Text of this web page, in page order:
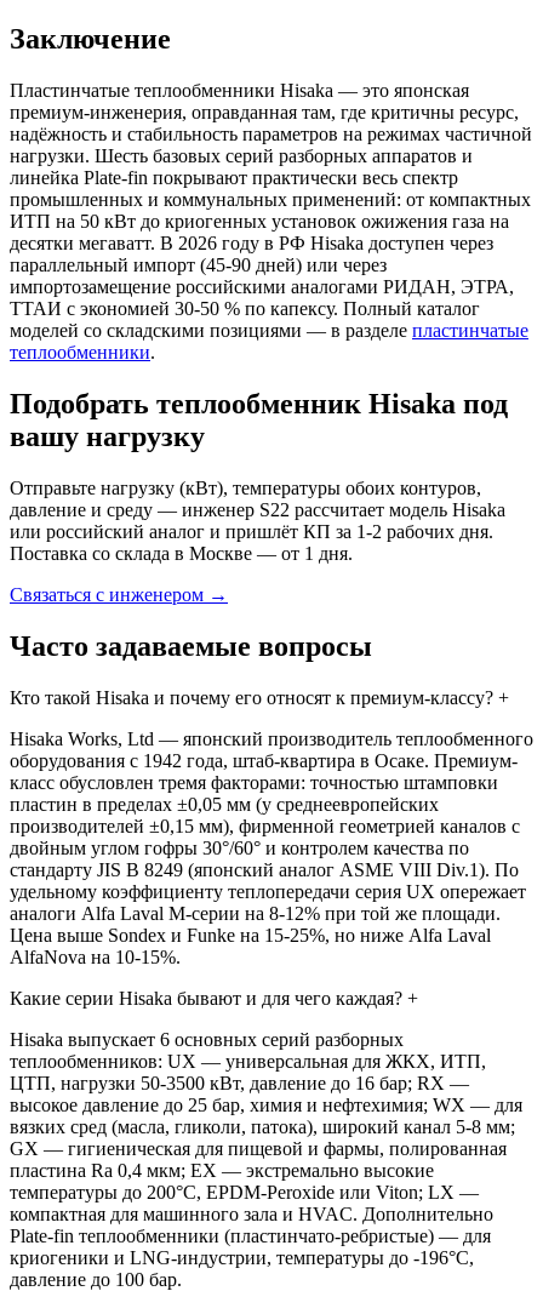
Заключение
Пластинчатые теплообменники Hisaka — это японская
премиум-инженерия, оправданная там, где критичны ресурс,
надёжность и стабильность параметров на режимах частичной
нагрузки. Шесть базовых серий разборных аппаратов и
линейка Plate-fin покрывают практически весь спектр
промышленных и коммунальных применений: от компактных
ИТП на 50 кВт до криогенных установок ожижения газа на
десятки мегаватт. В 2026 году в РФ Hisaka доступен через
параллельный импорт (45-90 дней) или через
импортозамещение российскими аналогами РИДАН, ЭТРА,
ТТАИ с экономией 30-50 % по капексу. Полный каталог
моделей со складскими позициями — в разделе пластинчатые
теплообменники.
Подобрать теплообменник Hisaka под
вашу нагрузку
Отправьте нагрузку (кВт), температуры обоих контуров,
давление и среду — инженер S22 рассчитает модель Hisaka
или российский аналог и пришлёт КП за 1-2 рабочих дня.
Поставка со склада в Москве — от 1 дня.
Связаться с инженером →
Часто задаваемые вопросы
Кто такой Hisaka и почему его относят к премиум-классу? +
Hisaka Works, Ltd — японский производитель теплообменного
оборудования с 1942 года, штаб-квартира в Осаке. Премиум-
класс обусловлен тремя факторами: точностью штамповки
пластин в пределах ±0,05 мм (у среднеевропейских
производителей ±0,15 мм), фирменной геометрией каналов с
двойным углом гофры 30°/60° и контролем качества по
стандарту JIS B 8249 (японский аналог ASME VIII Div.1). По
удельному коэффициенту теплопередачи серия UX опережает
аналоги Alfa Laval M-серии на 8-12% при той же площади.
Цена выше Sondex и Funke на 15-25%, но ниже Alfa Laval
AlfaNova на 10-15%.
Какие серии Hisaka бывают и для чего каждая? +
Hisaka выпускает 6 основных серий разборных
теплообменников: UX — универсальная для ЖКХ, ИТП,
ЦТП, нагрузки 50-3500 кВт, давление до 16 бар; RX —
высокое давление до 25 бар, химия и нефтехимия; WX — для
вязких сред (масла, гликоли, патока), широкий канал 5-8 мм;
GX — гигиеническая для пищевой и фармы, полированная
пластина Ra 0,4 мкм; EX — экстремально высокие
температуры до 200°C, EPDM-Peroxide или Viton; LX —
компактная для машинного зала и HVAC. Дополнительно
Plate-fin теплообменники (пластинчато-ребристые) — для
криогеники и LNG-индустрии, температуры до -196°C,
давление до 100 бар.